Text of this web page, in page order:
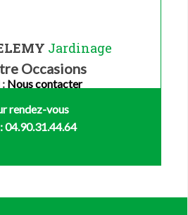
Jardinage
Occasions
Nous contacter
rendez-vous
04.90.31.44.64